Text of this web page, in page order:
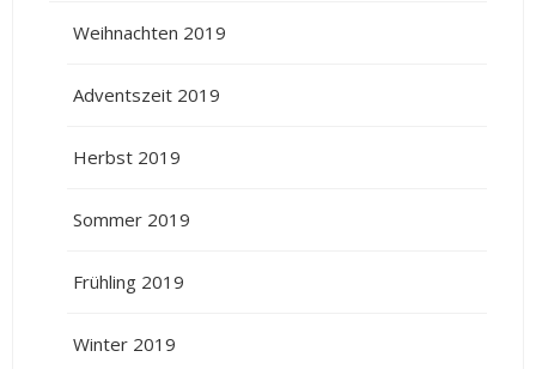
Weihnachten 2019
Adventszeit 2019
Herbst 2019
Sommer 2019
Frühling 2019
Winter 2019